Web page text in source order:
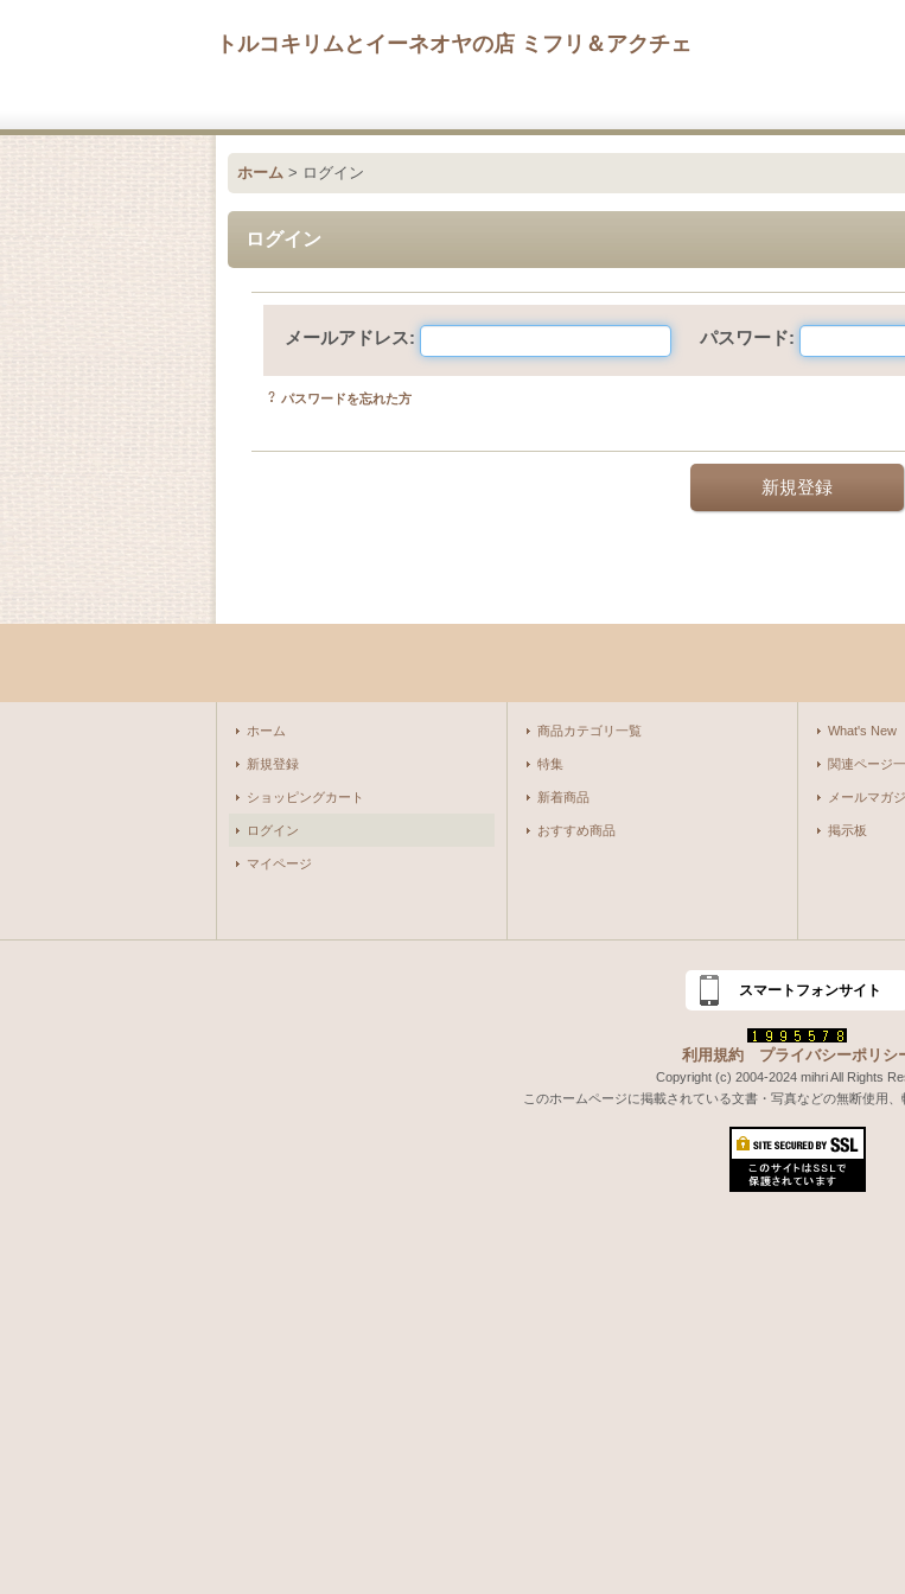
トルコキリムとイーネオヤの店 ミフリ＆アクチェ
ホーム > ログイン
ログイン
メールアドレス: パスワード:
パスワードを忘れた方
新規登録
ホーム
新規登録
ショッピングカート
ログイン
マイページ
商品カテゴリ一覧
特集
新着商品
おすすめ商品
What's New
関連ページ
メールマガ
掲示板
スマートフォンサイト
利用規約 プライバシーポリシ
Copyright (c) 2004-2024 mihri All Rights
このホームページに掲載されている文書・写真などの無断使用、